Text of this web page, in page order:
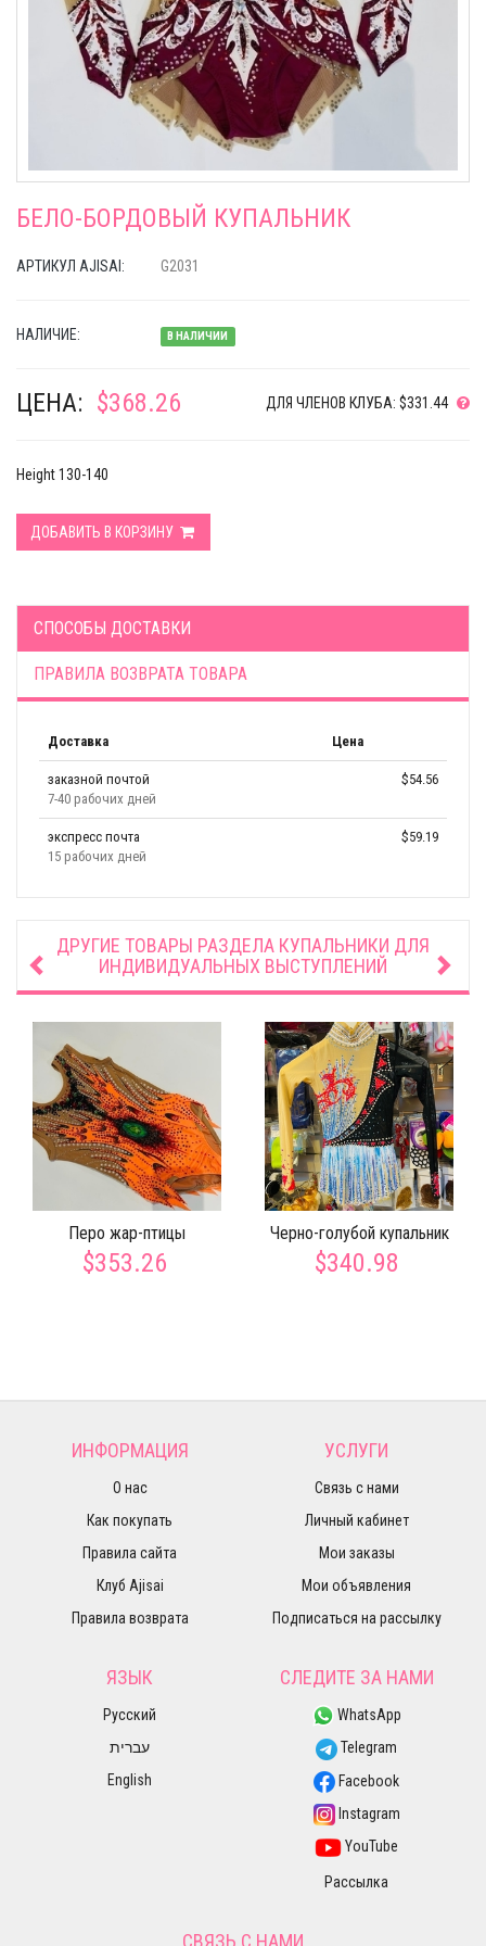
БЕЛО-БОРДОВЫЙ КУПАЛЬНИК
АРТИКУЛ AJISAI: G2031
НАЛИЧИЕ: В НАЛИЧИИ
ЦЕНА: $368.26 ДЛЯ ЧЛЕНОВ КЛУБА: $331.44
Height 130-140
ДОБАВИТЬ В КОРЗИНУ
СПОСОБЫ ДОСТАВКИ
ПРАВИЛА ВОЗВРАТА ТОВАРА
Доставка Цена
заказной почтой
7-40 рабочих дней
$54.56
экспресс почта
15 рабочих дней
$59.19
ДРУГИЕ ТОВАРЫ РАЗДЕЛА КУПАЛЬНИКИ ДЛЯ
ИНДИВИДУАЛЬНЫХ ВЫСТУПЛЕНИЙ
Перо жар-птицы
$353.26
Черно-голубой купальник
$340.98
ИНФОРМАЦИЯ
О нас
Как покупать
Правила сайта
Клуб Ajisai
Правила возврата
УСЛУГИ
Связь с нами
Личный кабинет
Мои заказы
Мои объявления
Подписаться на рассылку
ЯЗЫК
Русский
עברית
English
СЛЕДИТЕ ЗА НАМИ
WhatsApp
Telegram
Facebook
Instagram
YouTube
Рассылка
СВЯЗЬ С НАМИ